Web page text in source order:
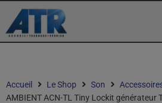
Accueil Le Shop Son
AMBIENT ACN-TL Tiny Lockit générateur